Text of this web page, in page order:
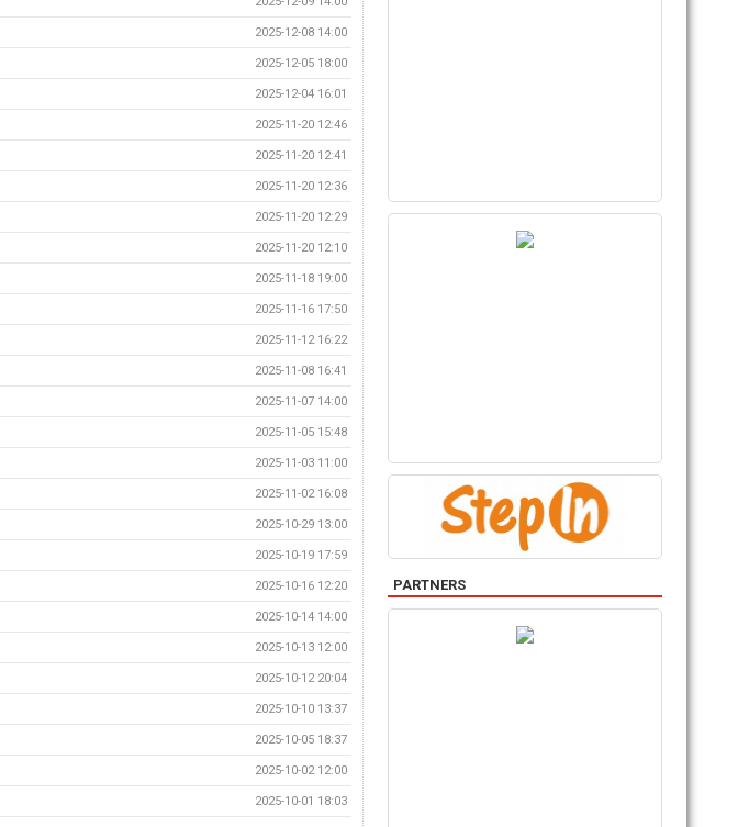
2025-12-08 14:00
2025-12-05 18:00
2025-12-04 16:01
2025-11-20 12:46
2025-11-20 12:41
2025-11-20 12:36
2025-11-20 12:29
2025-11-20 12:10
2025-11-18 19:00
2025-11-16 17:50
2025-11-12 16:22
2025-11-08 16:41
2025-11-07 14:00
2025-11-05 15:48
2025-11-03 11:00
2025-11-02 16:08
2025-10-29 13:00
2025-10-19 17:59
2025-10-16 12:20
2025-10-14 14:00
2025-10-13 12:00
2025-10-12 20:04
2025-10-10 13:37
2025-10-05 18:37
2025-10-02 12:00
2025-10-01 18:03
PARTNERS